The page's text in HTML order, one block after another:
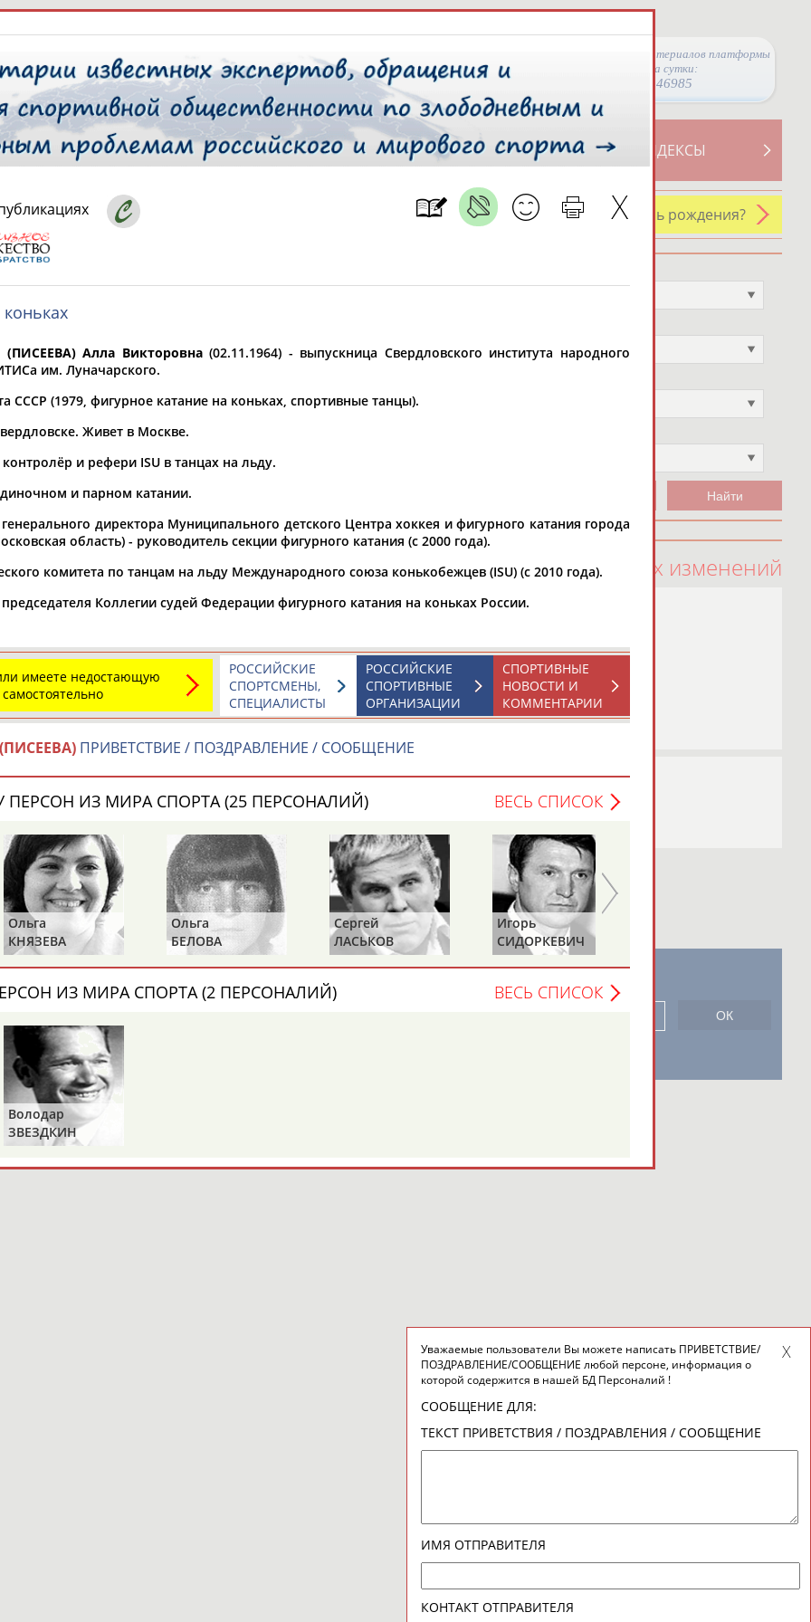
Просмотры материалов платформы
за сутки:
46985
СВОДНЫЕ ИНДЕКСЫ
ТАБЛО АКТИВНОСТИ
РЕСУРСНАЯ ПЛОЩАДКА
У кого сегодня день рождения?
проживания
рождения
чч мм год по чч мм
Не выбран
100 последних изменений
НАШИ КНОПКИ РЕКЛАМА
Адресов в новостной рассылке: 996
Алла Викторовна(02.11.1964) - выпускница Свердловского института народного
им. Луначарского.
СССР (1979, фигурное катание на коньках, спортивные танцы).
Живет в Москве.
и рефери ISU в танцах на льду.
и парном катании.
директора Муниципального детского Центра хоккея и фигурного катания города
область) - руководитель секции фигурного катания (с 2000 года).
комитета по танцам на льду Международного союза конькобежцев (ISU) (с 2010 года).
Коллегии судей Федерации фигурного катания на коньках России.
имеете недостающую
СПОРТИВНЫЕ
НОВОСТИ И
КОММЕНТАРИИ
РОССИЙСКИЕ
СПОРТИВНЫЕ
ОРГАНИЗАЦИИ
РОССИЙСКИЕ
СПОРТСМЕНЫ,
СПЕЦИАЛИСТЫ
ПРИВЕТСТВИЕ / ПОЗДРАВЛЕНИЕ / СООБЩЕНИЕ
ПЕРСОН ИЗ МИРА СПОРТА (25 ПЕРСОНАЛИЙ) ВЕСЬ СПИСОК
Ольга
КНЯЗЕВА
Ольга
БЕЛОВА
Сергей
ЛАСЬКОВ
Игорь
СИДОРКЕВИЧ
ИЗ МИРА СПОРТА (2 ПЕРСОНАЛИЙ) ВЕСЬ СПИСОК
Володар
ЗВЕЗДКИН
Уважаемые пользователи Вы можете написать ПРИВЕТСТВИЕ/
ПОЗДРАВЛЕНИЕ/СООБЩЕНИЕ любой персоне, информация о
которой содержится в нашей БД Персоналий !
СООБЩЕНИЕ ДЛЯ:
ТЕКСТ ПРИВЕТСТВИЯ / ПОЗДРАВЛЕНИЯ / СООБЩЕНИЕ
ИМЯ ОТПРАВИТЕЛЯ
КОНТАКТ ОТПРАВИТЕЛЯ